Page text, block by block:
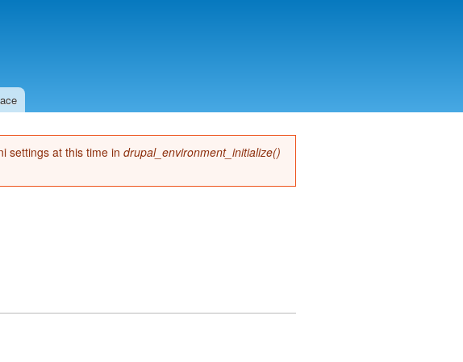
settings at this time in drupal_environment_initialize()